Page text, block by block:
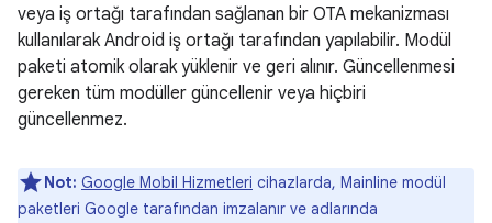
veya iş ortağı tarafından sağlanan bir OTA mekanizması
kullanılarak Android iş ortağı tarafından yapılabilir. Modül
paketi atomik olarak yüklenir ve geri alınır. Güncellenmesi
gereken tüm modüller güncellenir veya hiçbiri
güncellenmez.
Not: Google Mobil Hizmetleri cihazlarda, Mainline modül
paketleri Google tarafından imzalanır ve adlarında